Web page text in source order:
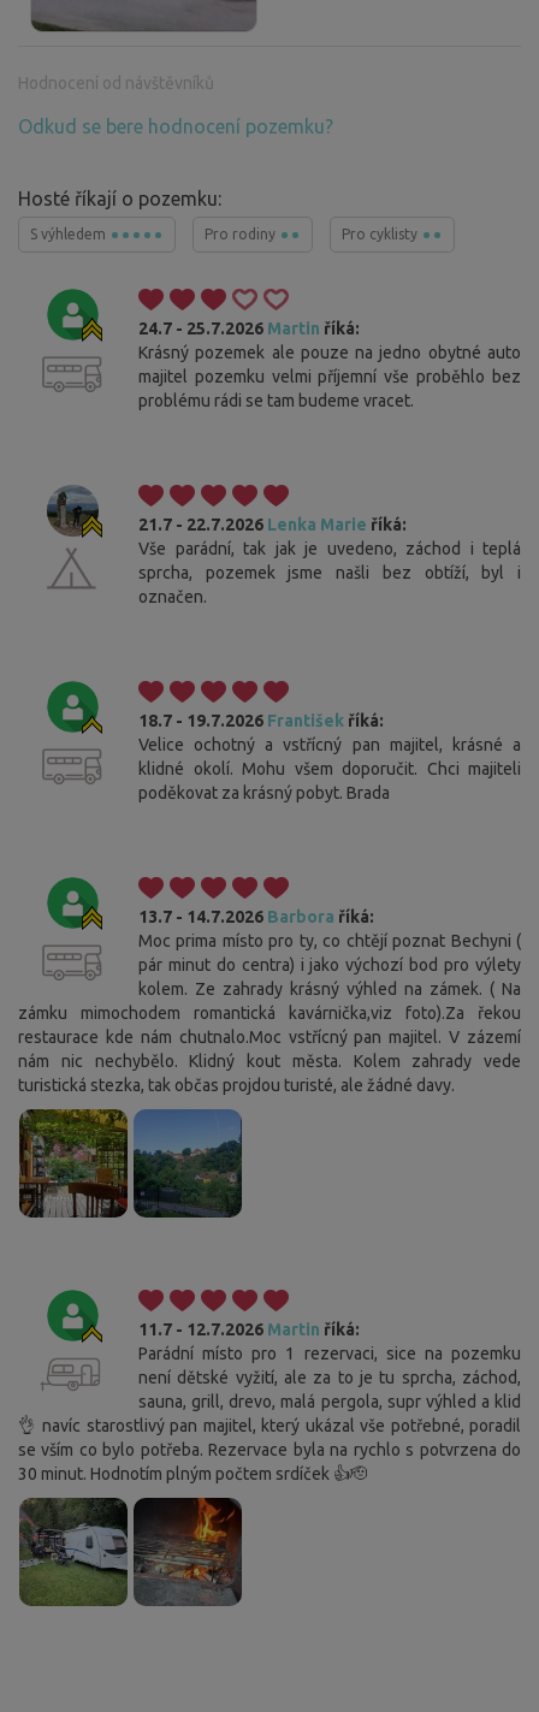
Hodnocení od návštěvníků
Odkud se bere hodnocení pozemku?
Hosté říkají o pozemku:
S výhledem Pro rodiny Pro cyklisty
24.7 - 25.7.2026 Martin říká:
Krásný pozemek ale pouze na jedno obytné auto
majitel pozemku velmi příjemní vše proběhlo bez
problému rádi se tam budeme vracet.
21.7 - 22.7.2026 Lenka Marie říká:
Vše parádní, tak jak je uvedeno, záchod i teplá
sprcha, pozemek jsme našli bez obtíží, byl i
označen.
18.7 - 19.7.2026 František říká:
Velice ochotný a vstřícný pan majitel, krásné a
klidné okolí. Mohu všem doporučit. Chci majiteli
poděkovat za krásný pobyt. Brada
13.7 - 14.7.2026 Barbora říká:
Moc prima místo pro ty, co chtějí poznat Bechyni (
pár minut do centra) i jako výchozí bod pro výlety
kolem. Ze zahrady krásný výhled na zámek. ( Na
zámku mimochodem romantická kavárnička,viz foto).Za řekou
restaurace kde nám chutnalo.Moc vstřícný pan majitel. V zázemí
nám nic nechybělo. Klidný kout města. Kolem zahrady vede
turistická stezka, tak občas projdou turisté, ale žádné davy.
11.7 - 12.7.2026 Martin říká:
Parádní místo pro 1 rezervaci, sice na pozemku
není dětské vyžití, ale za to je tu sprcha, záchod,
sauna, grill, drevo, malá pergola, supr výhled a klid
👌 navíc starostlivý pan majitel, který ukázal vše potřebné, poradil
se vším co bylo potřeba. Rezervace byla na rychlo s potvrzena do
30 minut. Hodnotím plným počtem srdíček 👍🫡